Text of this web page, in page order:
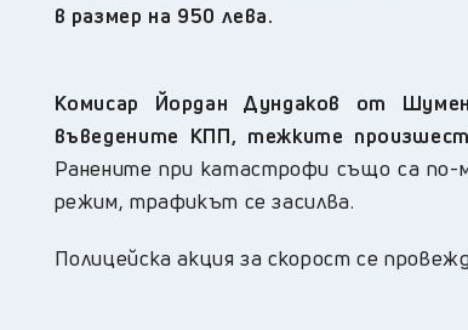
в размер на 950 лева.
Комисар Йордан Дундаков от
въведените КПП, тежките
Ранените при катастрофи също са по-
режим, трафикът се засилва.
Полицейска акция за скорост се